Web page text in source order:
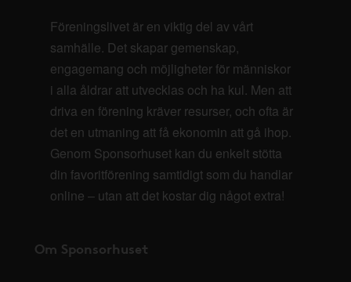
Föreningslivet är en viktig del av vårt
samhälle. Det skapar gemenskap,
engagemang och möjligheter för människor
i alla åldrar att utvecklas och ha kul. Men att
driva en förening kräver resurser, och ofta är
det en utmaning att få ekonomin att gå ihop.
Genom Sponsorhuset kan du enkelt stötta
din favoritförening samtidigt som du handlar
online – utan att det kostar dig något extra!
Om Sponsorhuset